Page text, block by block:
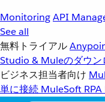
MonitoringAPI
See all
無料トライアル
Studio & Muleのダウン
ビジネス担当者向け
単に接続 MuleSoft RPA